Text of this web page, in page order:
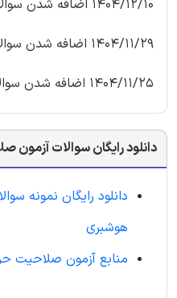
1404/12/10 اضافه شدن سوالات جدید به فصل سوم
1404/11/29 اضافه شدن سوالات جدید به فصل سوم
1404/11/25 اضافه شدن سوالات جدید
دانلود رایگان سوالات
دانلود رایگان نمونه
هوشبری
منابع آزمون صلاحیت